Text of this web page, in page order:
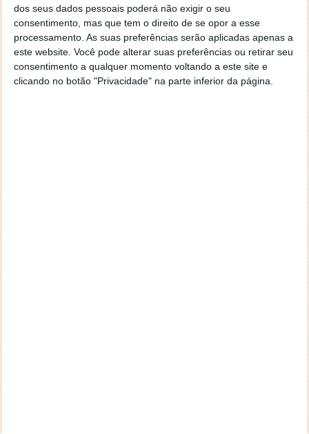
dos seus dados pessoais poderá não exigir o seu
consentimento, mas que tem o direito de se opor a esse
processamento. As suas preferências serão aplicadas apenas a
este website. Você pode alterar suas preferências ou retirar seu
consentimento a qualquer momento voltando a este site e
clicando no botão "Privacidade" na parte inferior da página.